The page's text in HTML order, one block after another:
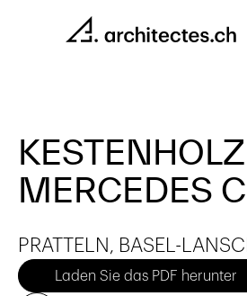
KESTENHOLZ
MERCEDES
PRATTELN, BASEL-
Laden Sie das PDF herunter